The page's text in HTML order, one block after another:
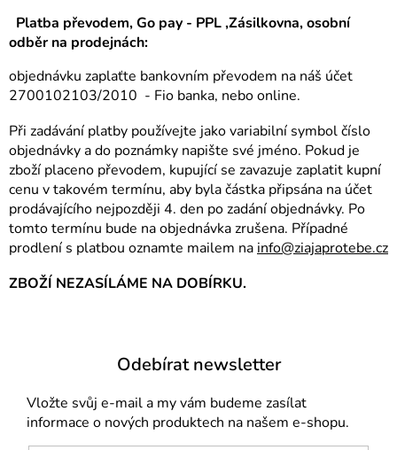
Platba převodem, Go pay - PPL ,Zásilkovna, osobní
odběr na prodejnách:
objednávku zaplaťte bankovním převodem na náš účet
2700102103/2010 - Fio banka, nebo online.
Při zadávání platby používejte jako variabilní symbol číslo
objednávky a do poznámky napište své jméno. Pokud je
zboží placeno převodem, kupující se zavazuje zaplatit kupní
cenu v takovém termínu, aby byla částka připsána na účet
prodávajícího nejpozději 4. den po zadání objednávky. Po
tomto termínu bude na objednávka zrušena. Případné
prodlení s platbou oznamte mailem na info@ziajaprotebe.cz
ZBOŽÍ NEZASÍLÁME NA DOBÍRKU.
Odebírat newsletter
Vložte svůj e-mail a my vám budeme zasílat
informace o nových produktech na našem e-shopu.